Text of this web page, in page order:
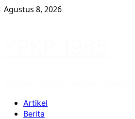
Skip
Agustus 8, 2026
Primary
Menu
Artikel
Berita